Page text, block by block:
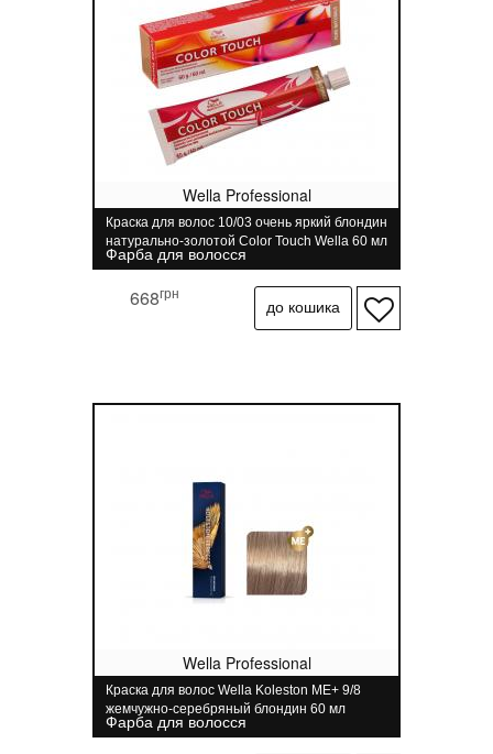
Wella Professional
Краска для волос 10/03 очень яркий блондин
натурально-золотой Color Touch Wella 60 мл
Фарба для волосся
668грн
Wella Professional
Краска для волос Wella Koleston ME+ 9/8
жемчужно-серебряный блондин 60 мл
Фарба для волосся